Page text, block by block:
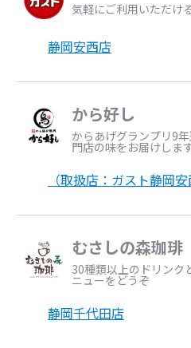
気軽にご利用いただけ
静岡安西店
から好し
からあげグランプリ9
門店の味をお届けします
（取扱店：ガスト静岡安
むさしの森珈琲
30種類以上のドリンク
ニューをどうぞ
静岡千代田店